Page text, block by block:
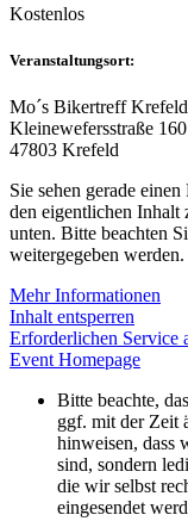
Kostenlos
Veranstaltungsort:
Mo´s Bikertreff Krefeld
Kleinewefersstraße 160
47803 Krefeld
Sie sehen gerade
den eigentlichen Inhalt
unten. Bitte beachten
weitergegeben werden.
Mehr Informationen
Inhalt entsperren
Erforderlichen Service
Event Homepage
Bitte beachte,
ggf. mit der Zeit
hinweisen, dass
sind, sondern
die wir selbst
eingesendet